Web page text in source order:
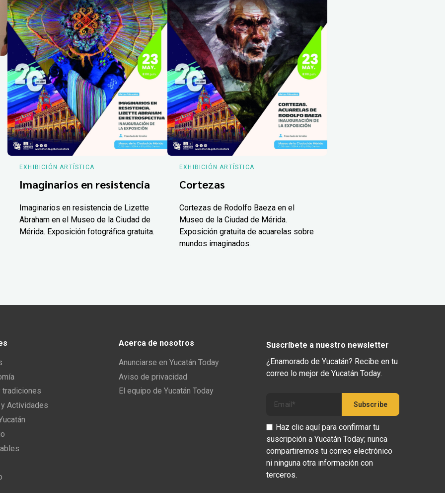
EXHIBICIÓN ARTÍSTICA
Imaginarios en resistencia
Imaginarios en resistencia de Lizette
Abraham en el Museo de la Ciudad de
Mérida. Exposición fotográfica gratuita.
EXHIBICIÓN ARTÍSTICA
Cortezas
Cortezas de Rodolfo Baeza en el
Museo de la Ciudad de Mérida.
Exposición gratuita de acuarelas sobre
mundos imaginados.
tradiciones
Actividades
Acerca de nosotros
Anunciarse en Yucatán Today
Aviso de privacidad
El equipo de Yucatán Today
Suscríbete a nuestro newsletter
¿Enamorado de Yucatán? Recibe en tu
correo lo mejor de Yucatán Today.
Haz clic aquí para confirmar tu
suscripción a Yucatán Today; nunca
compartiremos tu correo electrónico
ni ninguna otra información con
terceros.